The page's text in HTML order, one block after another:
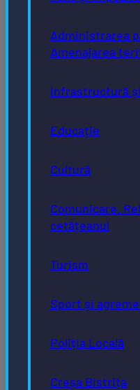
Administrarea
Amenajarea
Infrastructură
Educație
Cultură
Comunicare.
cetățeanul
Turism
Sport și
Poliția Locală
Creșa Bistrița
Proiect-FEEL-
Proiect FEEL
Proiect-
Romana
2.-Proiect-
Proiect FEEL - Pliant
Proiect FEEL
(English)
Proiect-